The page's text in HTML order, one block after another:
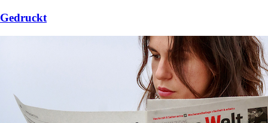
Gedruckt